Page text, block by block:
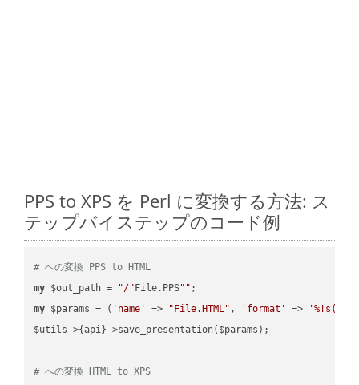
PPS to XPS を Perl に変換する方法: ス
テップバイステップのコード例
# への変換 PPS to HTML
my $out_path = "/" File.PPS""
my $params = ( 'name' => "File.HTML" , 'format' =>
$utils->{api}->save_presentation($params);
# への変換 HTML to XPS